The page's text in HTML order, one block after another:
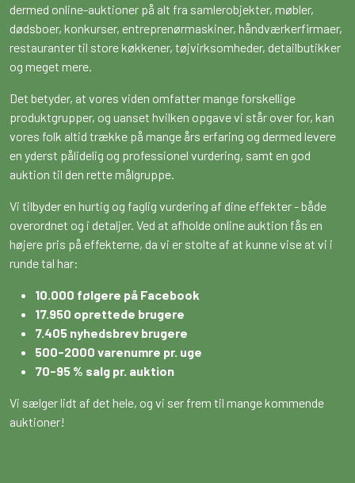
dermed online-auktioner på alt fra samlerobjekter, møbler,
dødsboer, konkurser, entreprenørmaskiner, håndværkerfirmaer,
restauranter til store køkkener, tøjvirksomheder, detailbutikker
og meget mere.
Det betyder, at vores viden omfatter mange forskellige
produktgrupper, og uanset hvilken opgave vi står over for, kan
vores folk altid trække på mange års erfaring og dermed levere
en yderst pålidelig og professionel vurdering, samt en god
auktion til den rette målgruppe.
Vi tilbyder en hurtig og faglig vurdering af dine effekter - både
overordnet og i detaljer. Ved at afholde online auktion fås en
højere pris på effekterne, da vi er stolte af at kunne vise at vi i
runde tal har:
10.000 følgere på Facebook
17.950 oprettede brugere
7.405 nyhedsbrev brugere
500-2000 varenumre pr. uge
70-95 % salg pr. auktion
Vi sælger lidt af det hele, og vi ser frem til mange kommende
auktioner!